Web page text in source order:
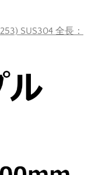
SUS304 全長：